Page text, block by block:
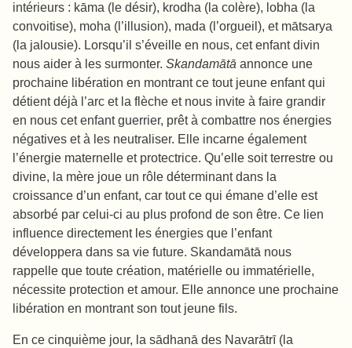
intérieurs : kāma (le désir), krodha (la colère), lobha (la
convoitise), moha (l’illusion), mada (l’orgueil), et mātsarya
(la jalousie). Lorsqu’il s’éveille en nous, cet enfant divin
nous aider à les surmonter. Skandamātā annonce une
prochaine libération en montrant ce tout jeune enfant qui
détient déjà l’arc et la flèche et nous invite à faire grandir
en nous cet enfant guerrier, prêt à combattre nos énergies
négatives et à les neutraliser. Elle incarne également
l’énergie maternelle et protectrice. Qu’elle soit terrestre ou
divine, la mère joue un rôle déterminant dans la
croissance d’un enfant, car tout ce qui émane d’elle est
absorbé par celui-ci au plus profond de son être. Ce lien
influence directement les énergies que l’enfant
développera dans sa vie future. Skandamātā nous
rappelle que toute création, matérielle ou immatérielle,
nécessite protection et amour. Elle annonce une prochaine
libération en montrant son tout jeune fils.
En ce cinquième jour, la sādhanā des Navarātrī (la